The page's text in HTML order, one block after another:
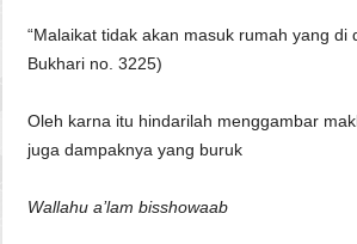
“Malaikat tidak akan masuk rumah yang
Bukhari no. 3225)
Oleh karna itu hindarilah menggambar
juga dampaknya yang buruk
Wallahu a’lam bisshowaab